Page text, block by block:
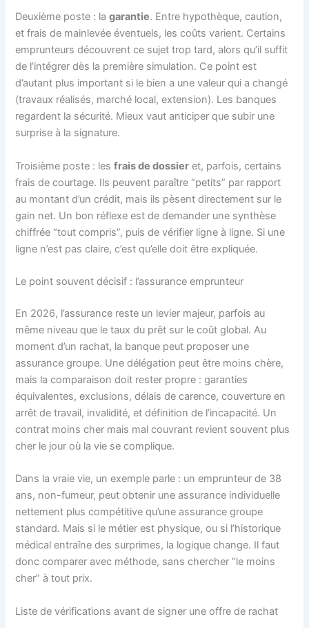
Deuxième poste : lagarantie. Entre hypothèque, caution,
et frais de mainlevée éventuels, les coûts varient. Certains
emprunteurs découvrent ce sujet trop tard, alors qu’il suffit
de l’intégrer dès la première simulation. Ce point est
d’autant plus important si le bien a une valeur qui a changé
(travaux réalisés, marché local, extension). Les banques
regardent la sécurité. Mieux vaut anticiper que subir une
surprise à la signature.
Troisième poste : lesfrais de dossier et, parfois, certains
frais de courtage. Ils peuvent paraître “petits” par rapport
au montant d’un crédit, mais ils pèsent directement sur le
gain net. Un bon réflexe est de demander une synthèse
chiffrée “tout compris”, puis de vérifier ligne à ligne. Si une
ligne n’est pas claire, c’est qu’elle doit être expliquée.
Le point souvent décisif : l’assurance emprunteur
En 2026, l’assurance reste un levier majeur, parfois au
même niveau que le taux du prêt sur le coût global. Au
moment d’un rachat, la banque peut proposer une
assurance groupe. Une délégation peut être moins chère,
mais la comparaison doit rester propre : garanties
équivalentes, exclusions, délais de carence, couverture en
arrêt de travail, invalidité, et définition de l’incapacité. Un
contrat moins cher mais mal couvrant revient souvent plus
cher le jour où la vie se complique.
Dans la vraie vie, un exemple parle : un emprunteur de 38
ans, non-fumeur, peut obtenir une assurance individuelle
nettement plus compétitive qu’une assurance groupe
standard. Mais si le métier est physique, ou si l’historique
médical entraîne des surprimes, la logique change. Il faut
donc comparer avec méthode, sans chercher “le moins
cher” à tout prix.
Liste de vérifications avant de signer une offre de rachat